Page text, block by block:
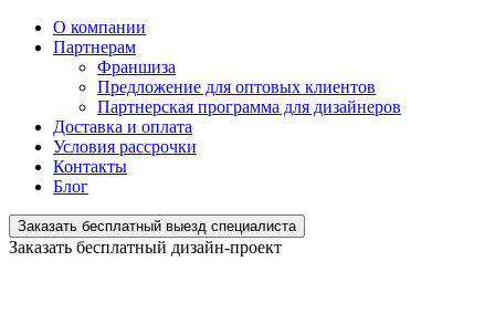
О компании
Партнерам
Франшиза
Предложение для оптовых клиентов
Партнерская программа для дизайнеров
Доставка и оплата
Условия рассрочки
Контакты
Блог
Заказать бесплатный выезд специалиста
Заказать бесплатный дизайн-проект